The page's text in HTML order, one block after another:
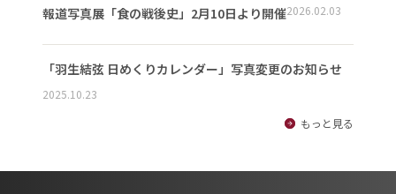
報道写真展「食の戦後史」2月10日より開催2026.02.03
「羽生結弦 日めくりカレンダー」写真変更のお知らせ
2025.10.23
もっと見る